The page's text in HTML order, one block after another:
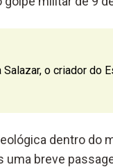
o criador do
dentro do
uma breve